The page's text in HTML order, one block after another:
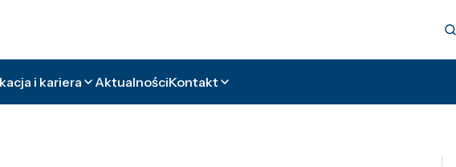
i kariera AktualnościKontakt